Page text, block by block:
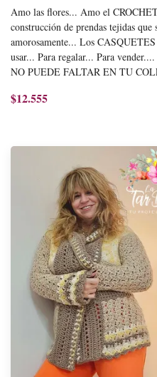
Amo las flores... Amo el
construcción de prendas tejidas que
amorosamente... Los
usar... Para regalar... Para
NO PUEDE FALTAR EN TU
$12.555